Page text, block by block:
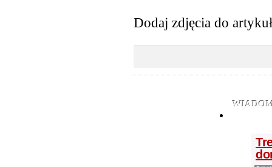
Dodaj zdjęcia do